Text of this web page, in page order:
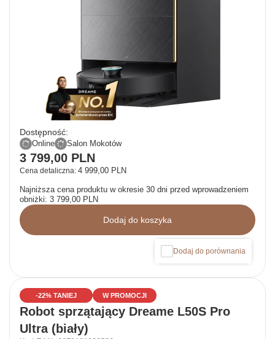
Dostępność:
Online Salon Mokotów
Cena detaliczna: 4 999,00 PLN
3 799,00 PLN
Najniższa cena produktu w okresie 30 dni przed wprowadzeniem
obniżki: 3 799,00 PLN
Dodaj do koszyka
Dodaj do porównania
W PROMOCJI
-22% TANIEJ
Robot sprzątający Dreame L50S Pro
Ultra (biały)